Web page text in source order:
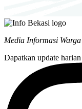
Media Informasi
Dapatkan update